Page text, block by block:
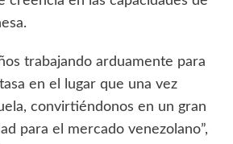
trabajando arduamente para
en el lugar que una vez
convirtiéndonos en un gran
para el mercado venezolano”,